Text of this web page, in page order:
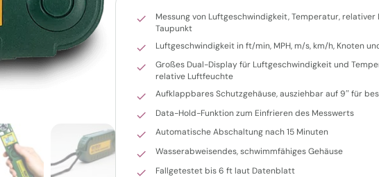
Messung von Luftgeschwindigkeit, Temperatur,
Taupunkt
Luftgeschwindigkeit in ft/min, MPH, m/s, km/h, Knoten
Großes Dual-Display für Luftgeschwindigkeit und
relative Luftfeuchte
Aufklappbares Schutzgehäuse, ausziehbar auf 9″ für
Data-Hold-Funktion zum Einfrieren des Messwerts
Automatische Abschaltung nach 15 Minuten
Wasserabweisendes, schwimmfähiges Gehäuse
Fallgetestet bis 6 ft laut Datenblatt